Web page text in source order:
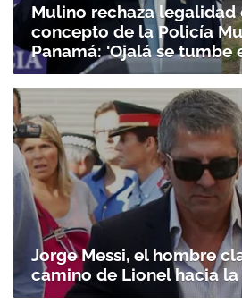
Mulino rechaza legalidad
concepto de la Policía
Panamá: 'Ojalá se tumbe
Jorge Messi, el hombre
camino de Lionel hacia